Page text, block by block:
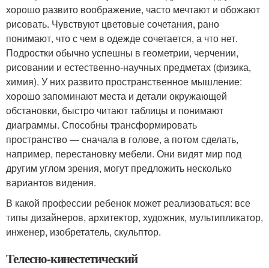
хорошо развито воображение, часто мечтают и обожают
рисовать. Чувствуют цветовые сочетания, рано
понимают, что с чем в одежде сочетается, а что нет.
Подростки обычно успешны в геометрии, черчении,
рисовании и естественно-научных предметах (физика,
химия). У них развито пространственное мышление:
хорошо запоминают места и детали окружающей
обстановки, быстро читают таблицы и понимают
диаграммы. Способны трансформировать
пространство — сначала в голове, а потом сделать,
например, перестановку мебели. Они видят мир под
другим углом зрения, могут предложить несколько
вариантов видения.
В какой профессии ребенок может реализоваться: все
типы дизайнеров, архитектор, художник, мультипликатор,
инженер, изобретатель, скульптор.
Телесно-кинестетический